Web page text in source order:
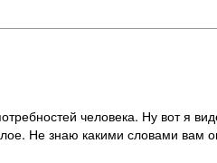
человека. Ну вот я
Не знаю какими словами вам